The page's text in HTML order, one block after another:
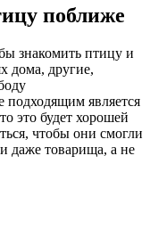
поближе
знакомить птицу и
дома, другие,
подходящим является
это будет хорошей
чтобы они смогли
даже товарища, а не